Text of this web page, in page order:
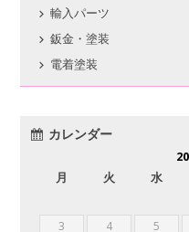
輸入パーツ
鈑金・塗装
電着塗装
カレンダー
月
火 水
3
4 5